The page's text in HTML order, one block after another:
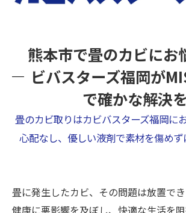
熊本市で畳のカビにお
ビバスターズ福岡が
で確かな解決を
畳のカビ取りはカビバスターズ福岡に
心配なし、優しい液剤で素材を傷め
畳に発生したカビ、その問題は放置で
健康に悪影響を及ぼし、快適な生活を